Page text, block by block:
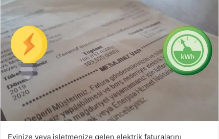
Evinize veya işletmenize gelen elektrik faturalarını